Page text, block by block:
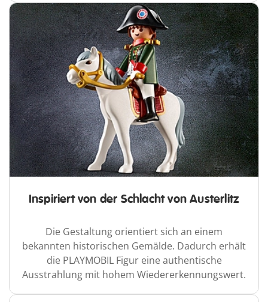
Inspiriert von der Schlacht von Austerlitz
Die Gestaltung orientiert sich an einem
bekannten historischen Gemälde. Dadurch erhält
die PLAYMOBIL Figur eine authentische
Ausstrahlung mit hohem Wiedererkennungswert.